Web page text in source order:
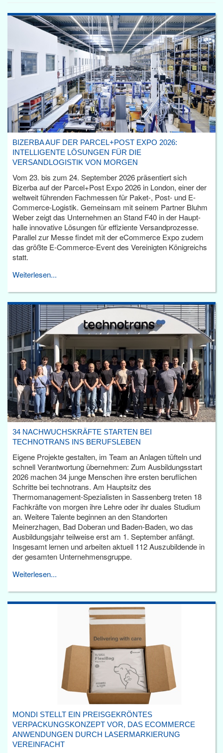
BIZERBA AUF DER PARCEL+POST EXPO 2026:
INTELLIGENTE LÖSUNGEN FÜR DIE
VERSANDLOGISTIK VON MORGEN
Vom 23. bis zum 24. September 2026 präsentiert sich
Bizerba auf der Parcel+Post Expo 2026 in London, einer der
weltweit führenden Fachmessen für Paket-, Post- und E-
Commerce-Logistik. Gemeinsam mit seinem Partner Bluhm
Weber zeigt das Unternehmen an Stand F40 in der Haupt­
halle innovative Lösungen für effiziente Versandprozesse.
Parallel zur Messe findet mit der eCommerce Expo zudem
das größte E-Commerce-Event des Vereinigten Königreichs
statt.
Weiterlesen...
34 NACHWUCHSKRÄFTE STARTEN BEI
TECHNOTRANS INS BERUFSLEBEN
Eigene Projekte gestalten, im Team an Anlagen tüfteln und
schnell Verantwortung übernehmen: Zum Ausbildungsstart
2026 machen 34 junge Menschen ihre ersten beruflichen
Schritte bei technotrans. Am Hauptsitz des
Thermomanagement-Spezialisten in Sassenberg treten 18
Fachkräfte von morgen ihre Lehre oder ihr duales Studium
an. Weitere Talente beginnen an den Standorten
Meinerzhagen, Bad Doberan und Baden-Baden, wo das
Ausbildungsjahr teilweise erst am 1. September anfängt.
Insgesamt lernen und arbeiten aktuell 112 Auszubildende in
der gesamten Unternehmensgruppe.
Weiterlesen...
MONDI STELLT EIN PREISGEKRÖNTES
VERPACKUNGSKONZEPT VOR, DAS ECOMMERCE
ANWENDUNGEN DURCH LASERMARKIERUNG
VEREINFACHT